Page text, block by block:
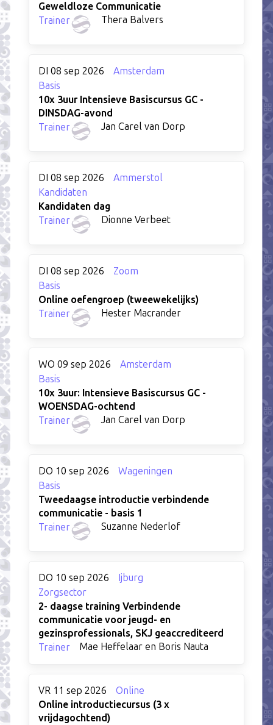
Geweldloze Communicatie
Trainer
Thera Balvers
DI 08 sep 2026
Amsterdam
Basis
10x 3uur Intensieve Basiscursus GC -
DINSDAG-avond
Trainer
Jan Carel van Dorp
DI 08 sep 2026
Ammerstol
Kandidaten
Kandidaten dag
Trainer
Dionne Verbeet
DI 08 sep 2026
Zoom
Basis
Online oefengroep (tweewekelijks)
Trainer
Hester Macrander
WO 09 sep 2026
Amsterdam
Basis
10x 3uur: Intensieve Basiscursus GC -
WOENSDAG-ochtend
Trainer
Jan Carel van Dorp
DO 10 sep 2026
Wageningen
Basis
Tweedaagse introductie verbindende
communicatie - basis 1
Trainer
Suzanne Nederlof
DO 10 sep 2026
Ijburg
Zorgsector
2- daagse training Verbindende
communicatie voor jeugd- en
gezinsprofessionals, SKJ geaccrediteerd
Trainer
Mae Heffelaar en Boris Nauta
VR 11 sep 2026
Online
Online introductiecursus (3 x
vrijdagochtend)